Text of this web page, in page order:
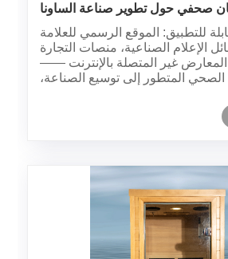
للتطبيق: الموقع الرسمي للعلامة
الإعلام الصناعية، منصات التجارة
المعارض غير المتصلة بالإنترنت ——
الصحي المتطور إلى توسيع الصناعة،